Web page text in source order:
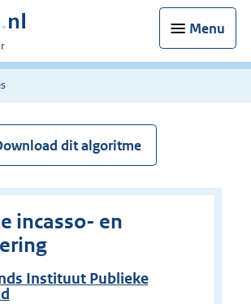
Menu
dit algoritme
incasso- en
Instituut Publieke